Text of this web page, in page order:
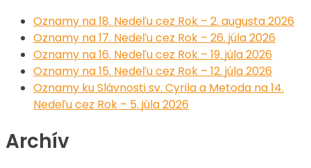
Oznamy na 18. Nedeľu cez Rok – 2. augusta 2026
Oznamy na 17. Nedeľu cez Rok – 26. júla 2026
Oznamy na 16. Nedeľu cez Rok – 19. júla 2026
Oznamy na 15. Nedeľu cez Rok – 12. júla 2026
Oznamy ku Slávnosti sv. Cyrila a Metoda na 14.
Nedeľu cez Rok – 5. júla 2026
Archív